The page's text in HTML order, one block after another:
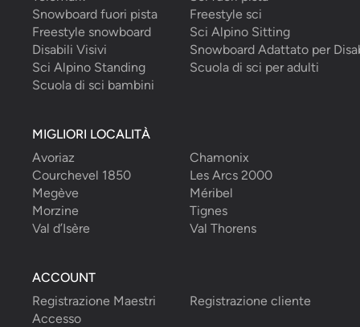
Snowboard fuori pista
Freestyle sci
Freestyle snowboard
Sci Alpino Sitting
Disabili Visivi
Snowboard Adattato per
Sci Alpino Standing
Scuola di sci per adulti
Scuola di sci bambini
MIGLIORI LOCALITÀ
Avoriaz
Chamonix
Courchevel 1850
Les Arcs 2000
Megève
Méribel
Morzine
Tignes
Val d’Isère
Val Thorens
ACCOUNT
Registrazione Maestri
Registrazione cliente
Accesso